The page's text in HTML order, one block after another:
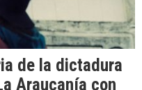
de la dictadura
Araucanía con